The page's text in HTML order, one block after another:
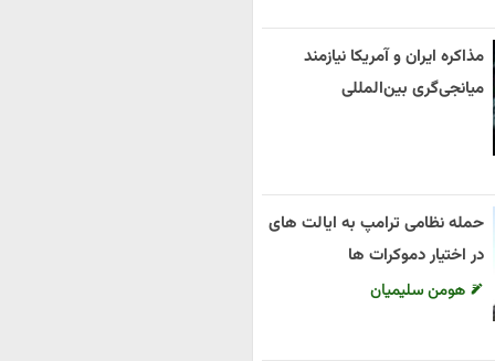
مذاکره ایران و آمریکا نیازمند
میانجی‌گری بین‌المللی
حمله نظامی ترامپ به ایالت های
در اختیار دموکرات ها
هومن سلیمیان